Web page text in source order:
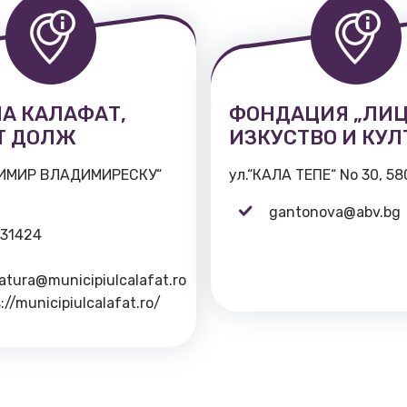
КАЛАФАТ,
ДОЛЖ
ВЛАДИМИРЕСКУ“
municipiulcalafat.ro/
ФОНДАЦИЯ
ИЗКУСТВО И
ул.“КАЛА ТЕПЕ“ Nо 30,
gantonova@abv.bg